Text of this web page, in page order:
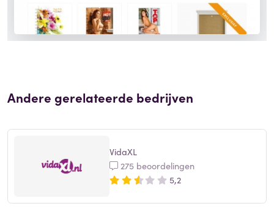
Andere gerelateerde bedrijven
VidaXL
275 beoordelingen
5,2